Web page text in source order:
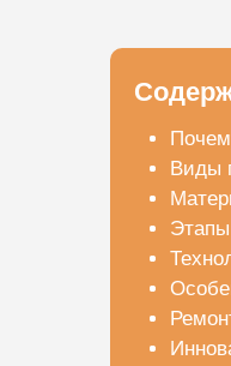
Виды